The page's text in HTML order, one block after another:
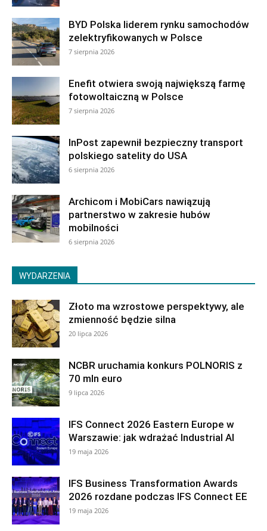
BYD Polska liderem rynku samochodów
zelektryfikowanych w Polsce
7 sierpnia 2026
Enefit otwiera swoją największą farmę
fotowoltaiczną w Polsce
7 sierpnia 2026
InPost zapewnił bezpieczny transport
polskiego satelity do USA
6 sierpnia 2026
Archicom i MobiCars nawiązują
partnerstwo w zakresie hubów
mobilności
6 sierpnia 2026
WYDARZENIA
Złoto ma wzrostowe perspektywy, ale
zmienność będzie silna
20 lipca 2026
NCBR uruchamia konkurs POLNORIS z
70 mln euro
9 lipca 2026
IFS Connect 2026 Eastern Europe w
Warszawie: jak wdrażać Industrial AI
19 maja 2026
IFS Business Transformation Awards
2026 rozdane podczas IFS Connect EE
19 maja 2026